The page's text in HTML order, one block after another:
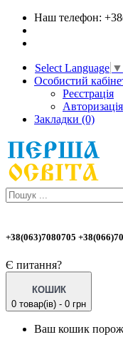
Наш телефон:
Select Language ▼
Особистий
Реєстрація
Авторизація
Закладки (0)
+38(063)7080705
Є питання?
КОШИК
0 товар(ів) - 0 грн
Ваш кошик